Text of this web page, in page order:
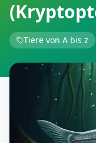
Tiere von A bis z